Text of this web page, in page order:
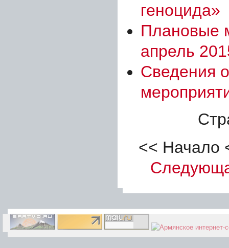
геноцида»
Плановые
апрель
Сведения
<< Начало